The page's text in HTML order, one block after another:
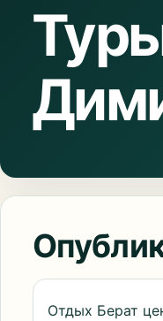
Отдых Берат